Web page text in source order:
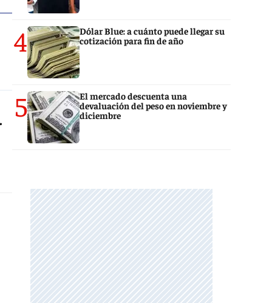
4
Dólar Blue: a cuánto puede llegar su
cotización para fin de año
5
El mercado descuenta una
devaluación del peso en noviembre y
diciembre